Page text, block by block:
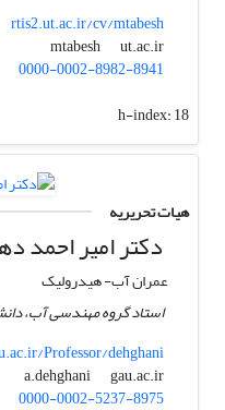
rtis2.ut.ac.ir/cv/mtabesh
mtabesh
ut.ac.ir
0000-0002-8982-8941
h-index:18
هیات تحریریه
دکتر امیر احمد
عمران آب- هیدرولیک
استاد گروه مهندسی آب،
Professor/dehghani
a.dehghani
gau.ac.ir
0000-0002-5237-8975